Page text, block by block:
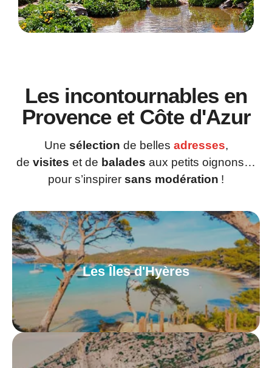
Les incontournables en
Provence et Côte d'Azur
Une sélection de belles adresses,
de visites et de balades aux petits oignons…
pour s’inspirer sans modération !
Les Îles d'Hyères